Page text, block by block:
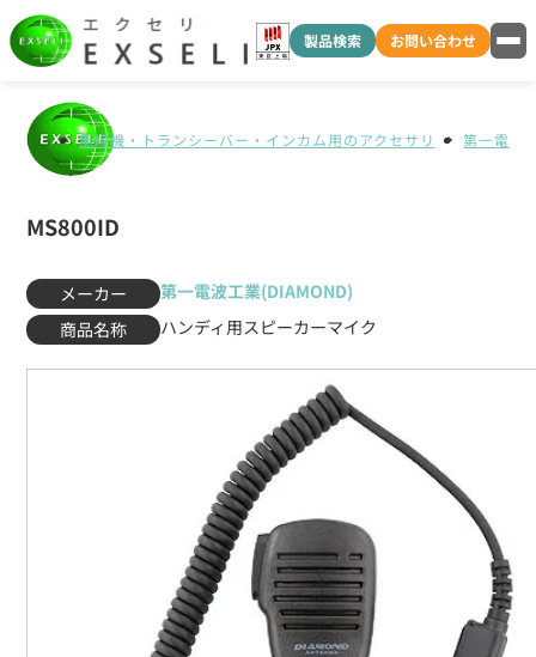
製品検索 お問い合わせ
無線機・トランシーバー・インカム用のアクセサリ 第一電波
MS800ID
メーカー
第一電波工業(DIAMOND)
商品名称
ハンディ用スピーカーマイク